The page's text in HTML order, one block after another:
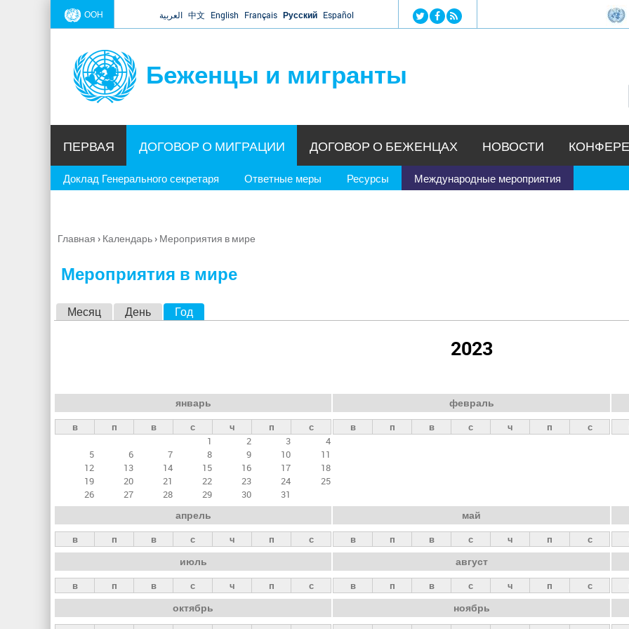
Jump to navigation
ООН العربية 中文 English Français Русский Español
Беженцы и мигранты
ПЕРВАЯ ДОГОВОР О МИГРАЦИИ
Доклад Генерального секретаря Ответные меры Ресурсы Международные мероприятия
ДОГОВОР О БЕЖЕНЦАХ НОВОСТИ
Вы
Главная › Календарь› Мероприятия в мире
Мероприятия в мире
н
ы
е
а
д
к
и
Месяц День Год
2023
январь
в п в с ч п
с
1
2 3
4
5
6 7 8 9 10
11
12
13 14 15 16 17
18
19
20 21 22 23 24
25
26
27 28 29 30 31
февраль
в п в с ч п с
апрель
в п в с ч п с
май
в п в с ч п с
июль
в п в с ч п с
август
в п в с ч п с
октябрь ноябрь